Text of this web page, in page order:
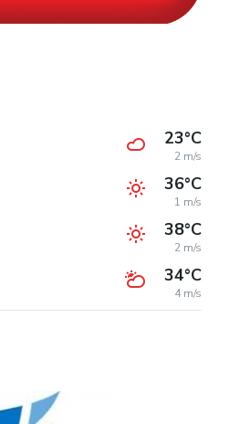
23°C
2 m/s
36°C
1 m/s
38°C
2 m/s
34°C
4 m/s